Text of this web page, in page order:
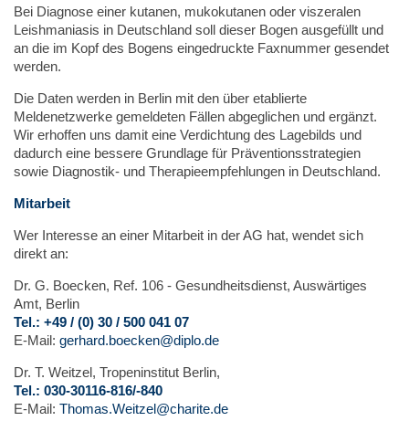
Bei Diagnose einer kutanen, mukokutanen oder viszeralen
Leishmaniasis in Deutschland soll dieser Bogen ausgefüllt und
an die im Kopf des Bogens eingedruckte Faxnummer gesendet
werden.
Die Daten werden in Berlin mit den über etablierte
Meldenetzwerke gemeldeten Fällen abgeglichen und ergänzt.
Wir erhoffen uns damit eine Verdichtung des Lagebilds und
dadurch eine bessere Grundlage für Präventionsstrategien
sowie Diagnostik- und Therapieempfehlungen in Deutschland.
Mitarbeit
Wer Interesse an einer Mitarbeit in der AG hat, wendet sich
direkt an:
Dr. G. Boecken, Ref. 106 - Gesundheitsdienst, Auswärtiges
Amt, Berlin
Tel.: +49 / (0) 30 / 500 041 07
E-Mail: gerhard.boecken@diplo.de
Dr. T. Weitzel, Tropeninstitut Berlin,
Tel.: 030-30116-816/-840
E-Mail: Thomas.Weitzel@charite.de